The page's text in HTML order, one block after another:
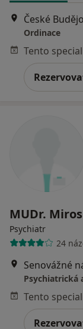
České
Ordinace
MUDr.
Psychiatr
24
Senovážné
Psychiatrická